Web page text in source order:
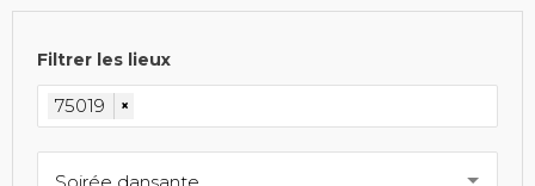
Filtrer les lieux
75019 ×